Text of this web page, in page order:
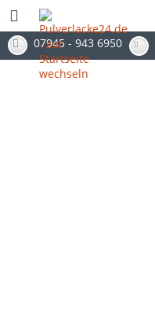
07945 - 943 6950